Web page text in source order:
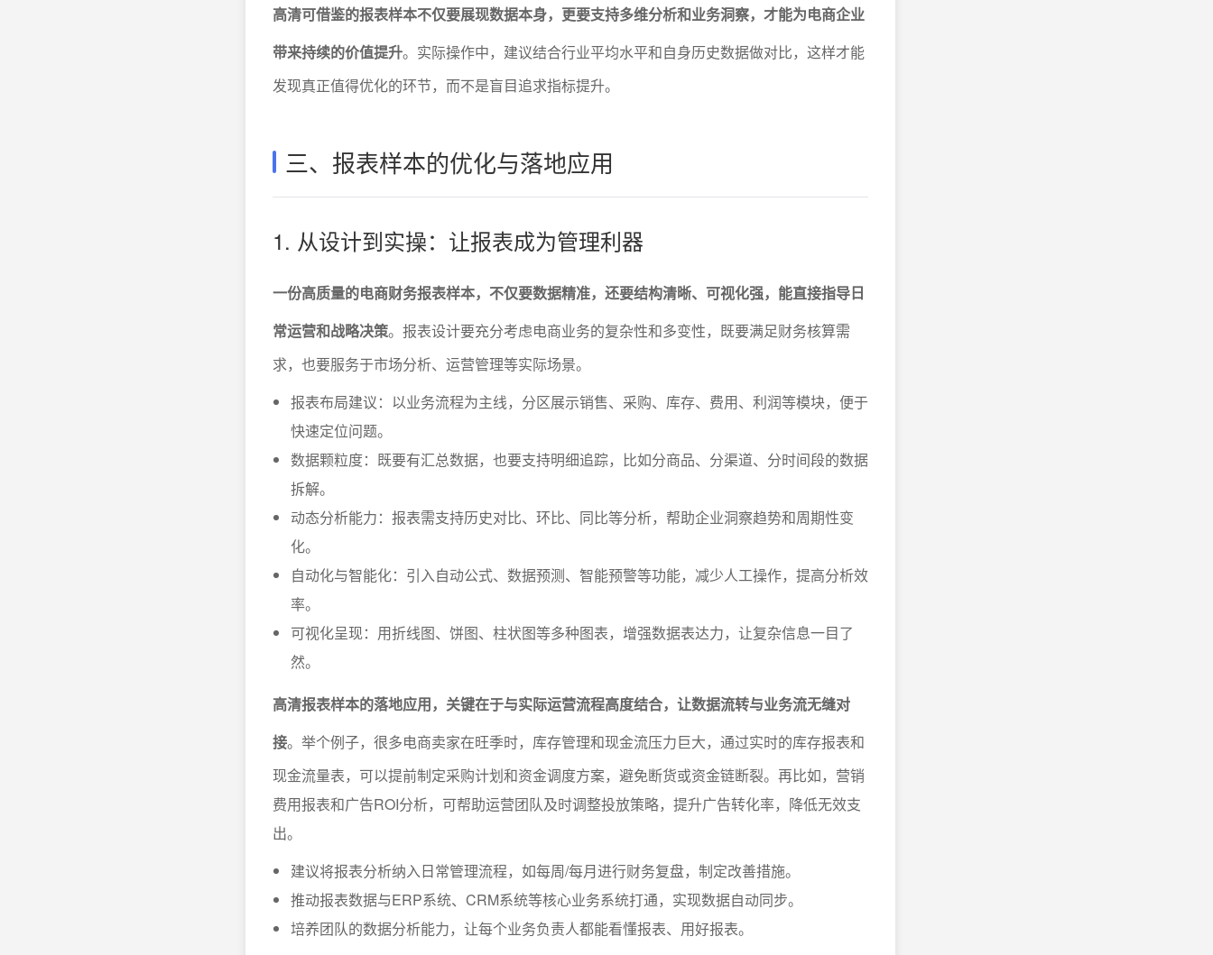
高清可借鉴的报表样本不仅要展现数据本身，更要支持多维分析和业务洞察，才能为电商企业
带来持续的价值提升。实际操作中，建议结合行业平均水平和自身历史数据做对比，这样才能
发现真正值得优化的环节，而不是盲目追求指标提升。
三、报表样本的优化与落地应用
1. 从设计到实操：让报表成为管理利器
一份高质量的电商财务报表样本，不仅要数据精准，还要结构清晰、可视化强，能直接指导日
常运营和战略决策。报表设计要充分考虑电商业务的复杂性和多变性，既要满足财务核算需
求，也要服务于市场分析、运营管理等实际场景。
报表布局建议：以业务流程为主线，分区展示销售、采购、库存、费用、利润等模块，便于
快速定位问题。
数据颗粒度：既要有汇总数据，也要支持明细追踪，比如分商品、分渠道、分时间段的数据
拆解。
动态分析能力：报表需支持历史对比、环比、同比等分析，帮助企业洞察趋势和周期性变
化。
自动化与智能化：引入自动公式、数据预测、智能预警等功能，减少人工操作，提高分析效
率。
可视化呈现：用折线图、饼图、柱状图等多种图表，增强数据表达力，让复杂信息一目了
然。
高清报表样本的落地应用，关键在于与实际运营流程高度结合，让数据流转与业务流无缝对
接。举个例子，很多电商卖家在旺季时，库存管理和现金流压力巨大，通过实时的库存报表和
现金流量表，可以提前制定采购计划和资金调度方案，避免断货或资金链断裂。再比如，营销
费用报表和广告ROI分析，可帮助运营团队及时调整投放策略，提升广告转化率，降低无效支
出。
建议将报表分析纳入日常管理流程，如每周/每月进行财务复盘，制定改善措施。
推动报表数据与ERP系统、CRM系统等核心业务系统打通，实现数据自动同步。
培养团队的数据分析能力，让每个业务负责人都能看懂报表、用好报表。